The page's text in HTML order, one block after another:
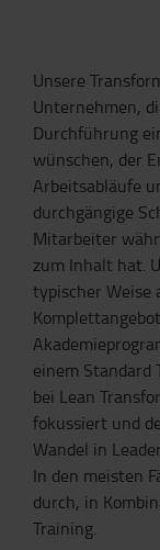
Unsere
Unternehmen,
Durchführung
wünschen, der
Arbeitsabläufe
durchgängige
Mitarbeiter
zum Inhalt hat.
typischer Weise
einem Standard
bei Lean
fokussiert und
Wandel in
In den meisten
durch, in
Training.